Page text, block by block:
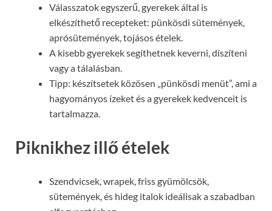
Válasszatok egyszerű, gyerekek által is
elkészíthető recepteket: pünkösdi sütemények,
aprósütemények, tojásos ételek.
A kisebb gyerekek segíthetnek keverni, díszíteni
vagy a tálalásban.
Tipp: készítsetek közösen „pünkösdi menüt”, ami a
hagyományos ízeket és a gyerekek kedvenceit is
tartalmazza.
Piknikhez illő ételek
Szendvicsek, wrapek, friss gyümölcsök,
sütemények, és hideg italok ideálisak a szabadban